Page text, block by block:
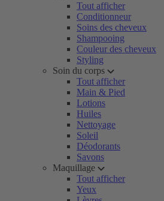
Tout afficher
Conditionneur
Soins des cheveux
Shampooing
Couleur des cheveux
Styling
Soin du corps
Tout afficher
Main & Pied
Lotions
Huiles
Nettoyage
Soleil
Déodorants
Savons
Maquillage
Tout afficher
Yeux